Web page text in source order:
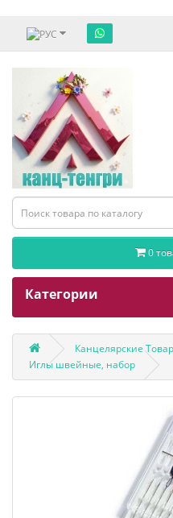
0
Категории
Канцелярские
Иглы швейные, набор